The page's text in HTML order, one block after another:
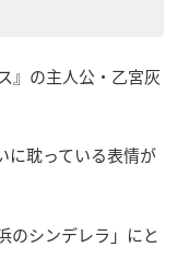
』の主人公・乙宮灰
に耽っている表情が
のシンデレラ」にと